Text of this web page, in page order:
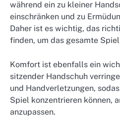
während ein zu kleiner
einschränken und zu
Daher ist es wichtig, das
finden, um das gesamte
Komfort ist ebenfalls ein
sitzender Handschuh
und Handverletzungen,
Spiel konzentrieren können,
anzupassen.